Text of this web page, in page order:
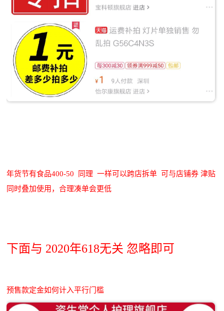
年货节有食品400-50 同理 一样可以跨店拆单 可与店铺券 津贴
同时叠加使用，合理凑单会更低
下面与 2020年618无关 忽略即可
预售款定金如何计入平行门槛